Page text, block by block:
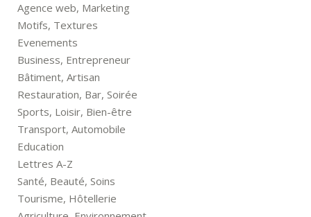
Agence web, Marketing
Motifs, Textures
Evenements
Business, Entrepreneur
Bâtiment, Artisan
Restauration, Bar, Soirée
Sports, Loisir, Bien-être
Transport, Automobile
Education
Lettres A-Z
Santé, Beauté, Soins
Tourisme, Hôtellerie